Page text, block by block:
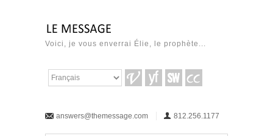
Voici, je vous enverrai Élie, le prophète...
answers@themessage.com 812.256.1177